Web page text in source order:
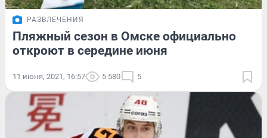
РАЗВЛЕЧЕНИЯ
Пляжный сезон в Омске официально
откроют в середине июня
11 июня, 2021, 16:57 5 580 5